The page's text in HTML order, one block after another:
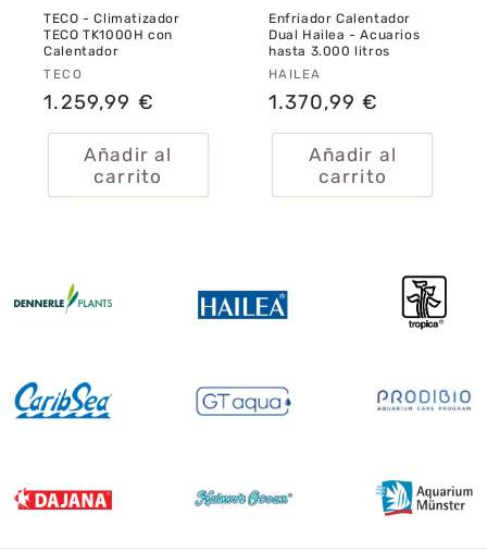
TECO - Climatizador
TECO TK1000H con
Calentador
Proveedor:
TECO
Precio
habitual
1.259,99 €
Añadir al
carrito
Enfriador Calentador
Dual Hailea - Acuarios
hasta 3.000 litros
Proveedor:
HAILEA
Precio
habitual
1.370,99 €
Añadir al
carrito